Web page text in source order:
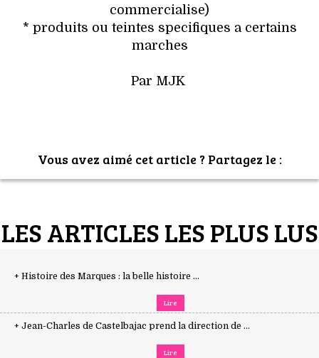
commercialise)
* produits ou teintes specifiques a certains
marches
Par MJK
Vous avez aimé cet article ? Partagez le :
LES ARTICLES LES PLUS LUS
+ Histoire des Marques : la belle histoire ...
Lire
+ Jean-Charles de Castelbajac prend la direction de ...
Lire